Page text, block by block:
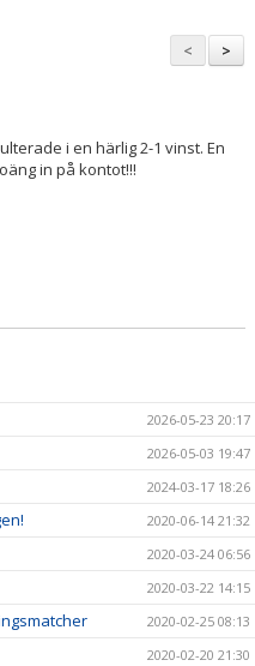
>
<
i en härlig 2-1 vinst. En
in på kontot!!!
2026-05-23 20:17
2026-05-03 19:47
2024-03-17 18:26
2020-06-14 21:32
2020-03-24 06:56
2020-03-22 14:15
2020-02-25 08:13
2020-02-20 21:30